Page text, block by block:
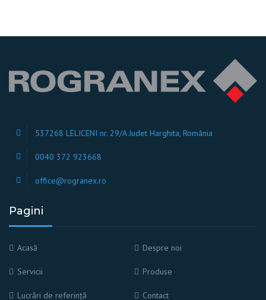
537268 LELICENI nr. 29/A Judet Harghita, România
0040 372 923668
office@rogranex.ro
Pagini
Acasă Despre noi
Servicii Produse
Lucrări de referință Contact